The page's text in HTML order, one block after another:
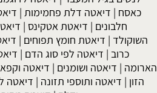
כאסח | דיאטה דלת פחמימות |
חלבונים | דיאטת אטקינס |
השוקולד | דיאטת חומץ תפוחים |
כרוב | דיאטה לפי סוג הדם |
הארומה | דיאטה ושומנים | דיאטה
הזון | דיאטה ותוספי תזונה | דיאטה